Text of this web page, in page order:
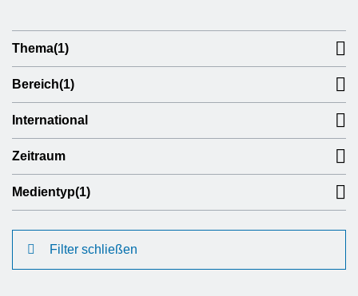
Thema(1)
Bereich(1)
International
Zeitraum
Medientyp(1)
Filter schließen